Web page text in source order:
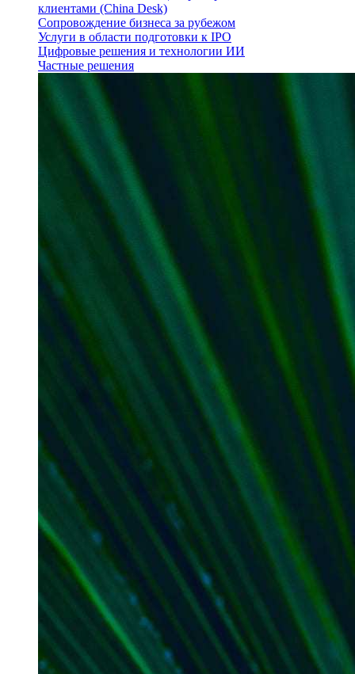
клиентами (China Desk)
Сопровождение бизнеса за рубежом
Услуги в области подготовки к IPO
Цифровые решения и технологии ИИ
Частные решения